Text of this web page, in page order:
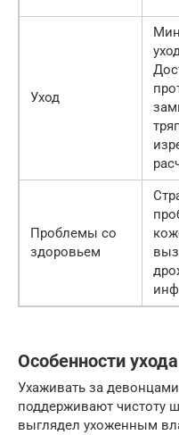
Уход
Проблемы со
здоровьем
Особенности
Ухаживать за
поддерживают чистоту
выглядел ухоженным